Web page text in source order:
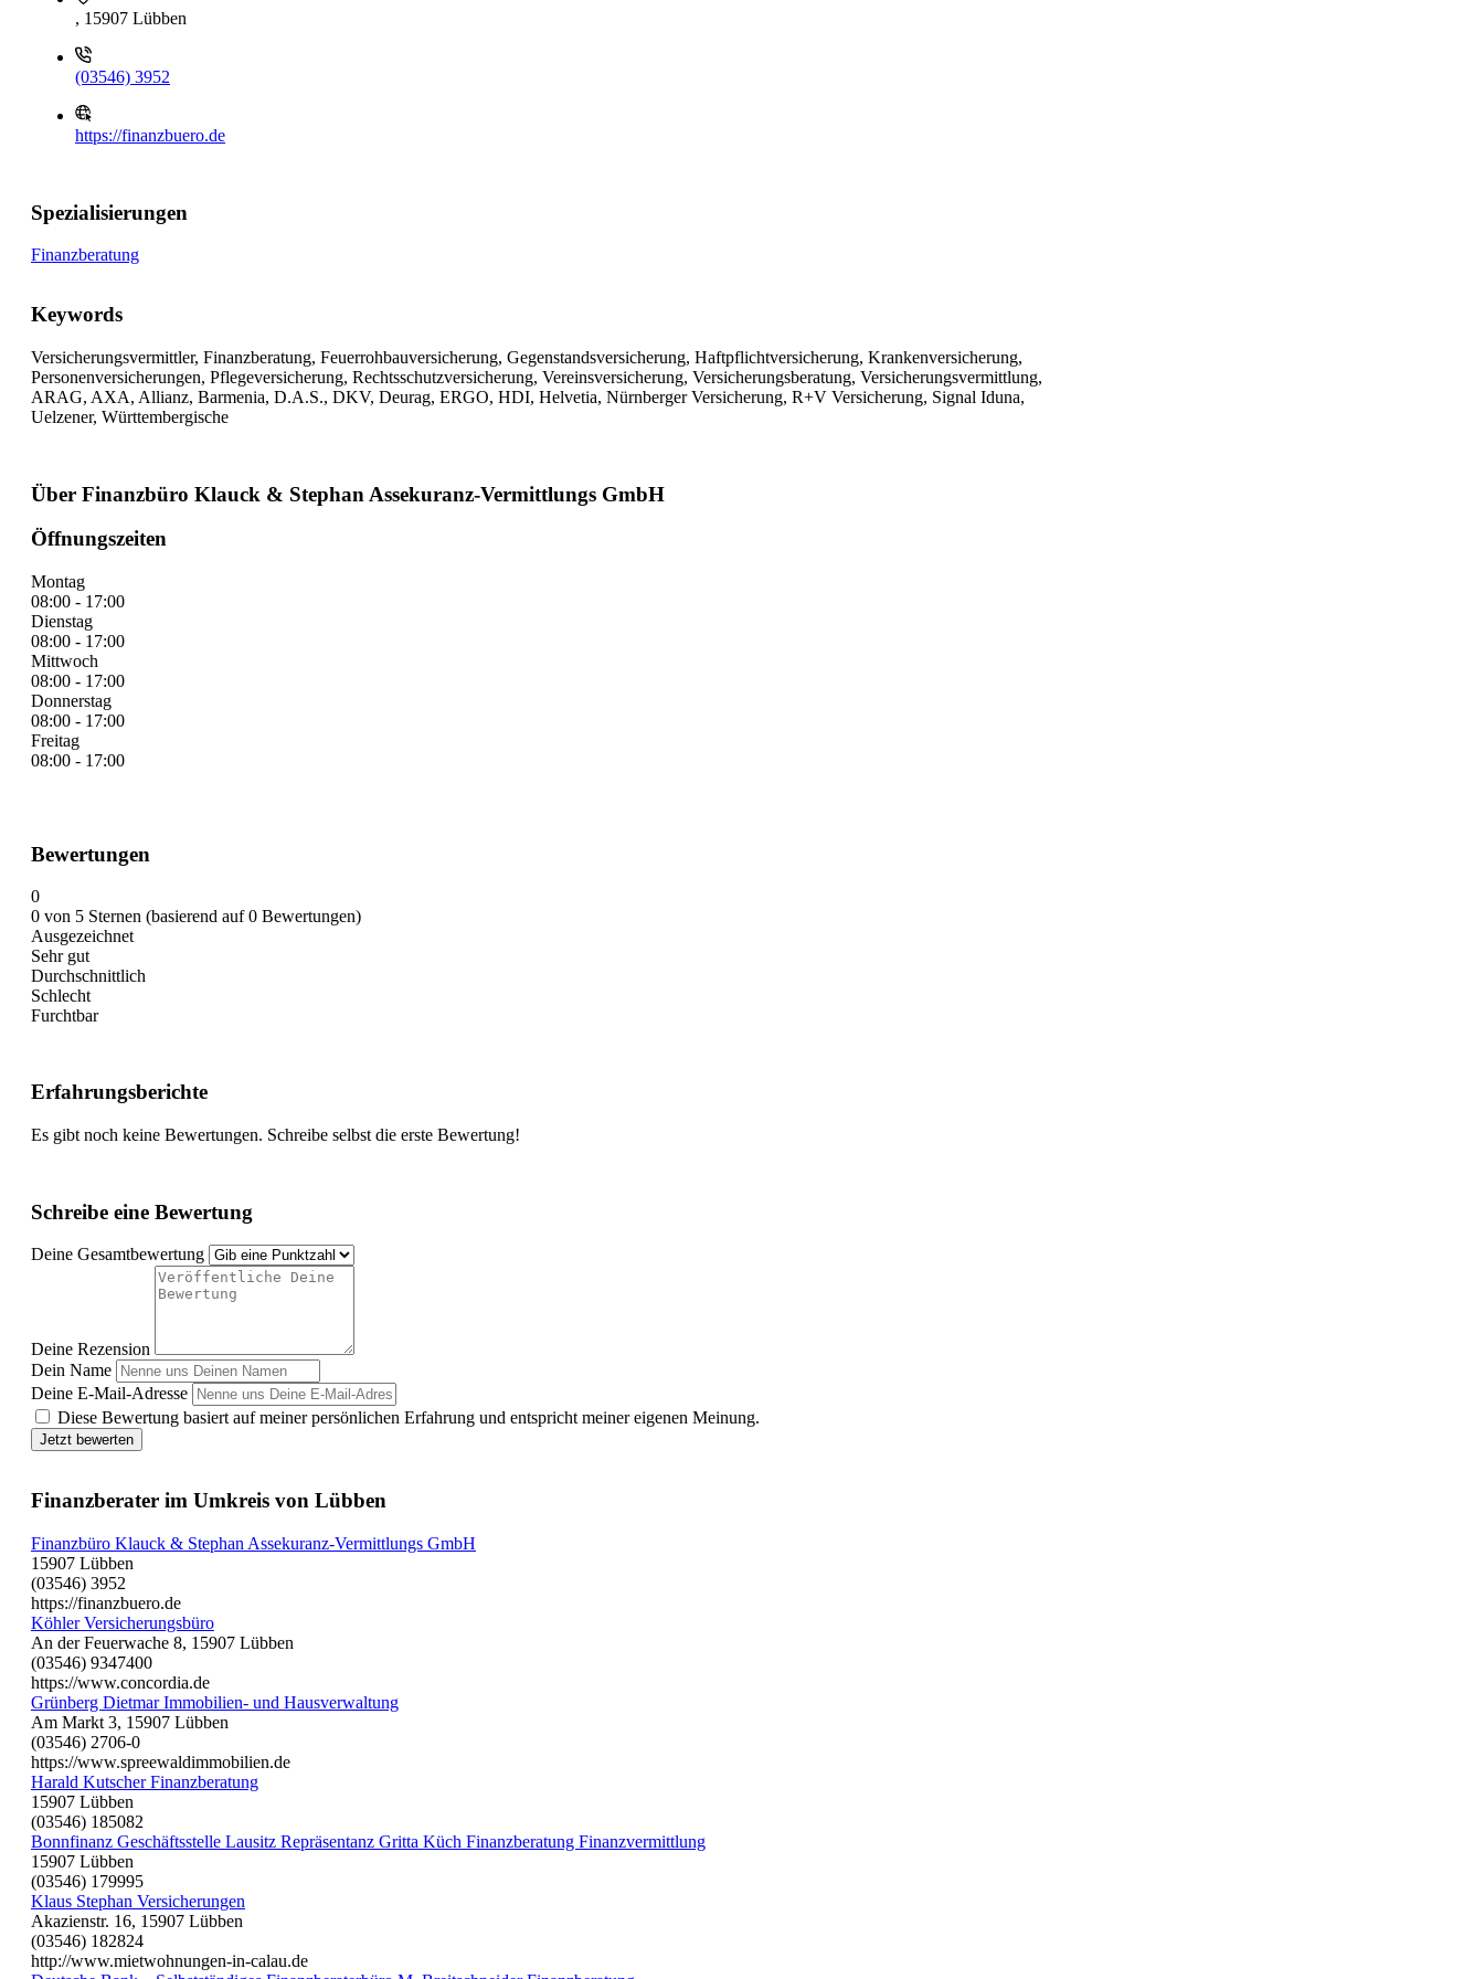
, 15907 Lübben
(03546) 3952
https://finanzbuero.de
Spezialisierungen
Finanzberatung
Keywords
Versicherungsvermittler, Finanzberatung, Feuerrohbauversicherung, Gegenstandsversicherung, Haftpflichtversicherung, Krankenversicherung,
Personenversicherungen, Pflegeversicherung, Rechtsschutzversicherung, Vereinsversicherung, Versicherungsberatung, Versicherungsvermittlung,
ARAG, AXA, Allianz, Barmenia, D.A.S., DKV, Deurag, ERGO, HDI, Helvetia, Nürnberger Versicherung, R+V Versicherung, Signal Iduna,
Uelzener, Württembergische
Über Finanzbüro Klauck & Stephan Assekuranz-Vermittlungs GmbH
Öffnungszeiten
Montag
08:00 - 17:00
Dienstag
08:00 - 17:00
Mittwoch
08:00 - 17:00
Donnerstag
08:00 - 17:00
Freitag
08:00 - 17:00
Bewertungen
0
0 von 5 Sternen (basierend auf 0 Bewertungen)
Ausgezeichnet
Sehr gut
Durchschnittlich
Schlecht
Furchtbar
Erfahrungsberichte
Es gibt noch keine Bewertungen. Schreibe selbst die erste Bewertung!
Schreibe eine Bewertung
Deine Gesamtbewertung
Deine Rezension
Dein Name
Deine E-Mail-Adresse
Diese Bewertung basiert auf meiner persönlichen Erfahrung und entspricht meiner eigenen Meinung.
Jetzt bewerten
Finanzberater im Umkreis von Lübben
Finanzbüro Klauck & Stephan Assekuranz-Vermittlungs GmbH
15907 Lübben
(03546) 3952
https://finanzbuero.de
Köhler Versicherungsbüro
An der Feuerwache 8, 15907 Lübben
(03546) 9347400
https://www.concordia.de
Grünberg Dietmar Immobilien- und Hausverwaltung
Am Markt 3, 15907 Lübben
(03546) 2706-0
https://www.spreewaldimmobilien.de
Harald Kutscher Finanzberatung
15907 Lübben
(03546) 185082
Bonnfinanz Geschäftsstelle Lausitz Repräsentanz Gritta Küch Finanzberatung Finanzvermittlung
15907 Lübben
(03546) 179995
Klaus Stephan Versicherungen
Akazienstr. 16, 15907 Lübben
(03546) 182824
http://www.mietwohnungen-in-calau.de